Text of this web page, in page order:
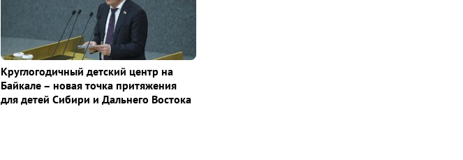
Круглогодичный детский центр на
Байкале – новая точка притяжения
для детей Сибири и Дальнего Востока